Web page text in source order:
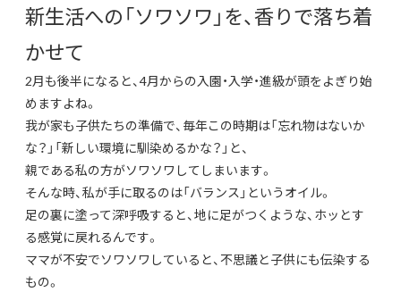
新生活への「ソワソワ」を、香りで落ち着
かせて
2月も後半になると、4月からの入園・入学・進級が頭をよぎり始
めますよね。
我が家も子供たちの準備で、毎年この時期は「忘れ物はないか
な？」「新しい環境に馴染めるかな？」と、
親である私の方がソワソワしてしまいます。
そんな時、私が手に取るのは「バランス」というオイル。
足の裏に塗って深呼吸すると、地に足がつくような、ホッとす
る感覚に戻れるんです。
ママが不安でソワソワしていると、不思議と子供にも伝染する
もの。